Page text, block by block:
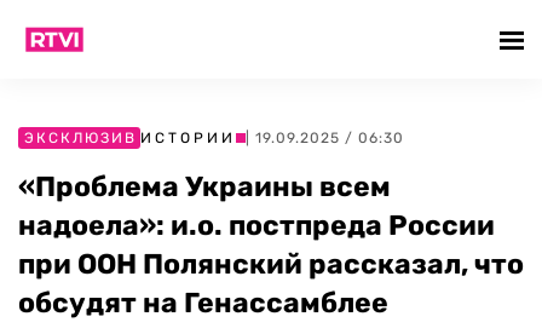
ЭКСКЛЮЗИВ ИСТОРИИ | 19.09.2025 / 06:30
«Проблема Украины всем
надоела»: и.о. постпреда России
при ООН Полянский рассказал, что
обсудят на Генассамблее